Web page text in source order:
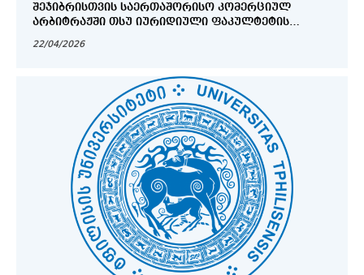
ᲨᲔᲯᲘᲑᲠᲘᲡᲗᲕᲘᲡ ᲡᲐᲔᲠᲗᲐᲨᲝᲠᲘᲡᲝ ᲙᲝᲛᲔᲠᲪᲘᲣᲚ
ᲐᲠᲑᲘᲢᲠᲐᲟᲨᲘ ᲗᲡᲣ ᲘᲣᲠᲘᲓᲘᲣᲚᲘ ᲤᲐᲙᲣᲚᲢᲔᲢᲘᲡ
22/04/2026